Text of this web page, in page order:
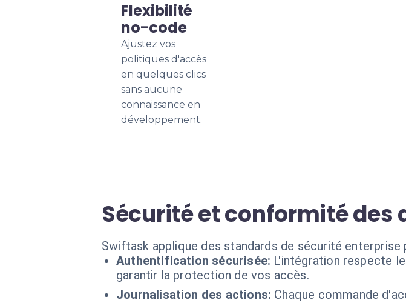
Flexibilité
no-code
Ajustez vos
politiques d'accès
en quelques clics
sans aucune
connaissance en
développement.
Sécurité et conformité des
Swiftask applique des standards de sécurité
Authentification sécurisée: L'intégration respecte
garantir la protection de vos accès.
Journalisation des actions: Chaque commande